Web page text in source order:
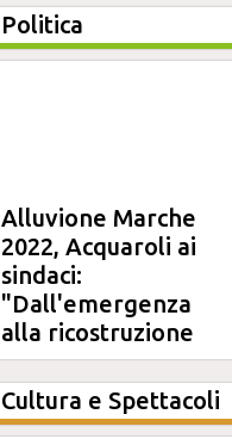
Politica
Alluvione Marche
2022, Acquaroli ai
sindaci:
"Dall'emergenza
alla ricostruzione
definitiva"
Cultura e Spettacoli